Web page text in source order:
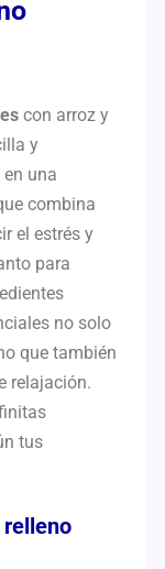
con arroz y
y
una
combina
el estrés y
para
no solo
que también
relajación.
tus